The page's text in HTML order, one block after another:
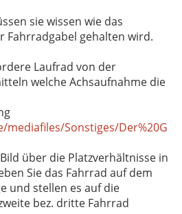
sie wissen wie das
Fahrradgabel gehalten wird.
Laufrad von der
welche Achsaufnahme die
mediafiles/Sonstiges/Der%20G
über die Platzverhältnisse in
Sie das Fahrrad auf dem
und stellen es auf die
bez. dritte Fahrrad